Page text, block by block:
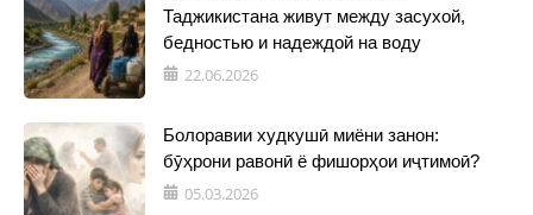
Таджикистана живут между засухой,
бедностью и надеждой на воду
22.06.2026
Болоравии худкушӣ миёни занон:
бӯҳрони равонӣ ё фишорҳои иҷтимоӣ?
05.03.2026